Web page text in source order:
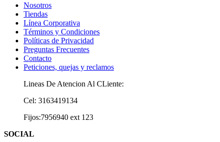
Nosotros
Tiendas
Línea Corporativa
Términos y Condiciones
Políticas de Privacidad
Preguntas Frecuentes
Contacto
Peticiones, quejas y reclamos
Lineas De Atencion Al CLiente:
Cel: 3163419134
Fijos:7956940 ext 123
SOCIAL